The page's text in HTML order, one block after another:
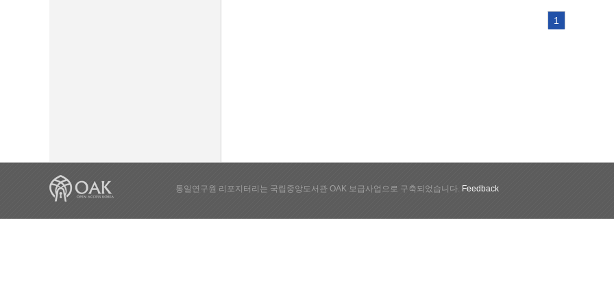
1
통일연구원 리포지터리는 국립중앙도서관 OAK 보급사업으로 구축되었습니다. Feedback